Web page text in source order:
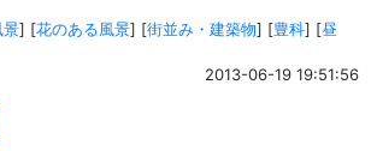
景] [花のある風景] [街並み・建築物] [豊科] [昼
2013-06-19 19:51:56